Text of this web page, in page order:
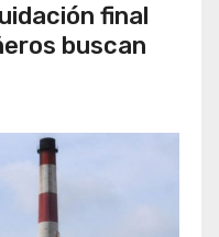
final
buscan